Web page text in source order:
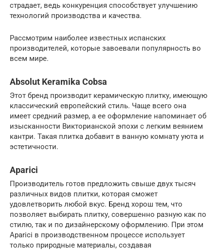
страдает, ведь конкуренция способствует улучшению
технологий производства и качества.
Рассмотрим наиболее известных испанских
производителей, которые завоевали популярность во
всем мире.
Absolut Keramika Cobsa
Этот бренд производит керамическую плитку, имеющую
классический европейский стиль. Чаще всего она
имеет средний размер, а ее оформление напоминает об
изысканности Викторианской эпохи с легким веянием
кантри. Такая плитка добавит в ванную комнату уюта и
эстетичности.
Aparici
Производитель готов предложить свыше двух тысяч
различных видов плитки, которая сможет
удовлетворить любой вкус. Бренд хорош тем, что
позволяет выбирать плитку, совершенно разную как по
стилю, так и по дизайнерскому оформлению. При этом
Aparici в производственном процессе использует
только природные материалы, создавая